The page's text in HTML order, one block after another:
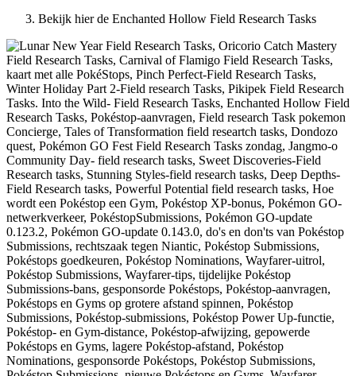
Bekijk hier de Enchanted Hollow Field Research Tasks